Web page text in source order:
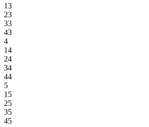
13
23
33
43
4
14
24
34
44
5
15
25
35
45